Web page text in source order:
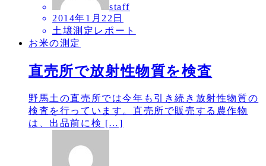
staff
2014年1月22日
土壌測定レポート
お米の測定
直売所で放射性物質を検査
野馬土の直売所では今年も引き続き放射性物質の
検査を行っています。直売所で販売する農作物
は、出品前に検 […]